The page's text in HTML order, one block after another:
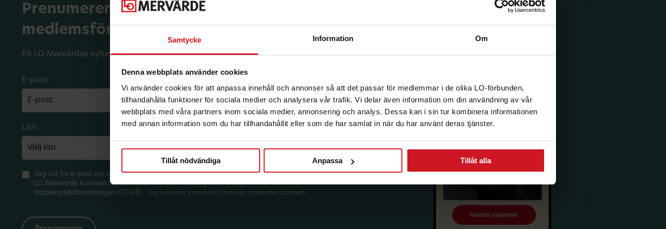
Samtycke Information Om
Denna webbplats använder cookies
Vi använder cookies för att anpassa innehåll och annonser så att det passar för medlemmar i de olika LO-förbunden,
tillhandahålla funktioner för sociala medier och analysera vår trafik. Vi delar även information om din användning av vår
webbplats med våra partners inom sociala medier, annonsering och analys. Dessa kan i sin tur kombinera informationen
med annan information som du har tillhandahållit eller som de har samlat in när du har använt deras tjänster.
Tillåt nödvändiga Anpassa Tillåt alla
Prenumerera på dina
medlemsförmåner.
Få LO Mervärdes nyhetsbrev varje månad till din inkorg.
E-post:
Län: Förbund:
Jag vill ha e-post om aktuella erbjudanden och medlemsförmåner från LO Mervärde.
LO Mervärde kommer att hantera mina personuppgifter i enlighet med allmänna
dataskyddsförordningen (GDPR). Jag kan när som helst avsluta prenumerationen.